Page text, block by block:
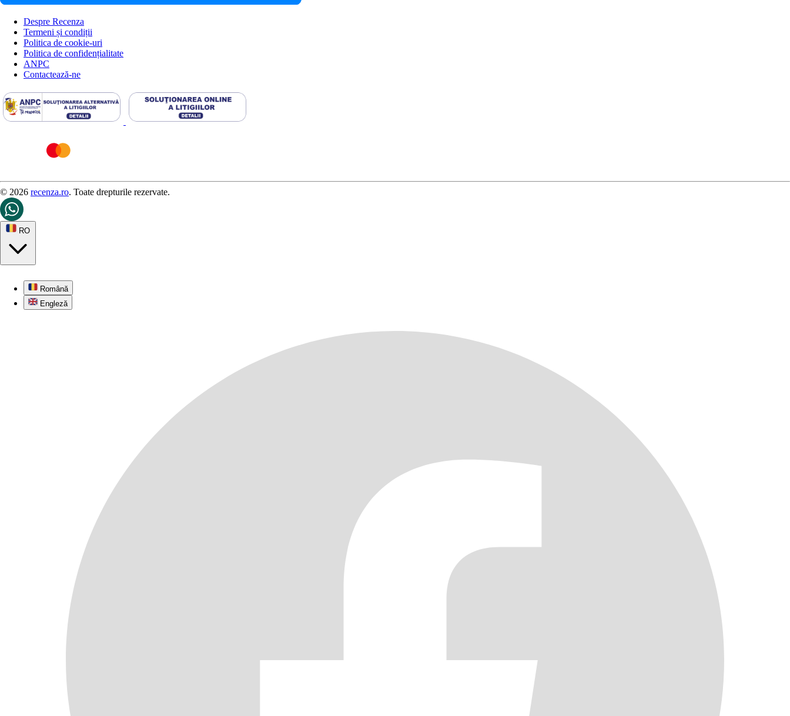
Despre Recenza
Termeni și condiții
Politica de cookie-uri
Politica de confidențialitate
ANPC
Contactează-ne
© 2026 recenza.ro. Toate drepturile rezervate.
RO
Română
Engleză